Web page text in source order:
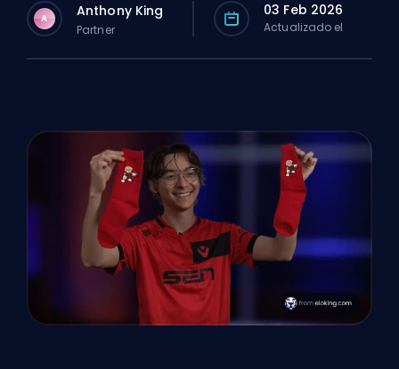
A Anthony King
Partner
03 Feb 2026
Actualizado el